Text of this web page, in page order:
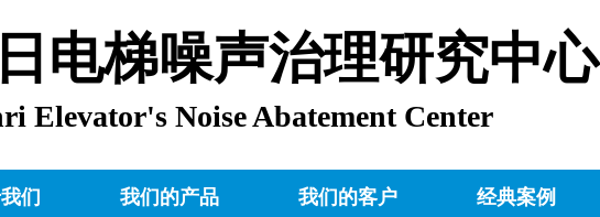
电梯噪声治理研究中心
Elevator's Noise Abatement Center
们 我们的产品 我们的客户 经典案例